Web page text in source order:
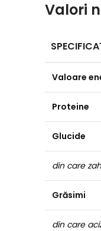
Valori
Valoare
Proteine
Glucide
din care
Grăsimi
din care